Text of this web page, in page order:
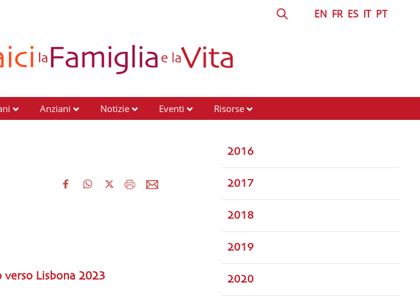
EN FR ES IT PT
Anziani Notizie Eventi Risorse
verso Lisbona 2023
2016
2017
2018
2019
2020